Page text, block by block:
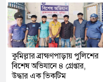
কুমিল্লার ব্রাহ্মণপাড়ায় পুলিশের
বিশেষ অভিযানে ৪ গ্রেপ্তার,
উদ্ধার এক ভিকটিম